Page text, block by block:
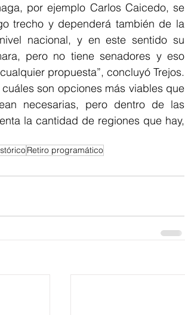
por ejemplo Carlos Caicedo, se
trecho y dependerá también de la
nacional, y en este sentido su
pero no tiene senadores y eso
son opciones más viables que
necesarias, pero dentro de las
la cantidad de regiones que hay,
Retiro programático